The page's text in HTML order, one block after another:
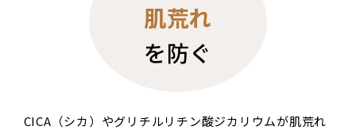
肌荒れ
を防ぐ
CICA（シカ）やグリチルリチン酸ジカリウムが肌荒れ